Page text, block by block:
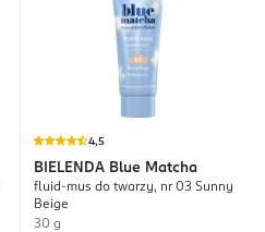
4,5
BIELENDA Blue Matcha
fluid-mus do twarzy, nr 03 Sunny
Beige
30 g